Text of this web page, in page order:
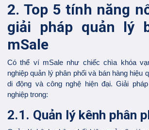
2. Top 5 tính năng
giải pháp quản lý
mSale
Có thể ví mSale như chiếc chìa khóa
nghiệp quản lý phân phối và bán hàng hiệu
di động và công nghệ hiện đại. Giải
nghiệp trong:
2.1. Quản lý kênh phân